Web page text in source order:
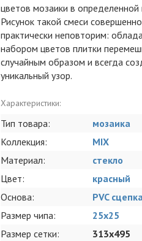
цветов мозаики в определенной
Рисунок такой смеси
практически неповторим:
набором цветов плитки
случайным образом и всегда
уникальный узор.
Характеристики:
Тип товара:
мозаика
Коллекция:
MIX
Материал:
стекло
Цвет:
красный
Основа:
PVC
Размер чипа:
25x25
Размер сетки:
313x495